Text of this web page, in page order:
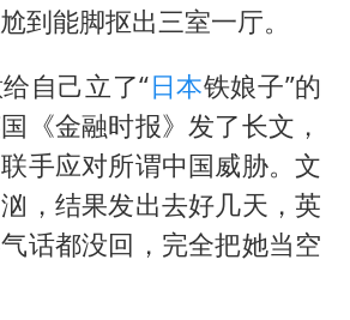
到能脚抠出三室一厅。
自己立了“日本铁娘子”的
《金融时报》发了长文，
手应对所谓中国威胁。文
，结果发出去好几天，英
话都没回，完全把她当空